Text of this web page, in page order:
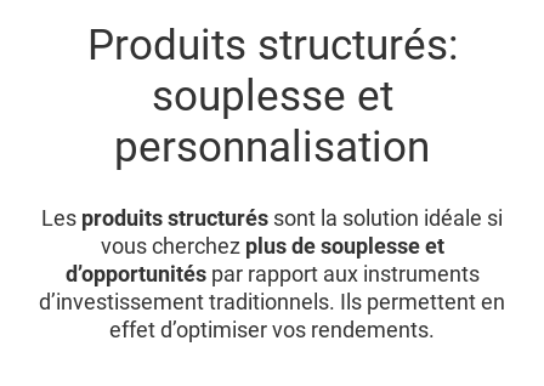
Produits structurés:
souplesse et
personnalisation
Les produits structurés sont la solution idéale si
vous cherchez plus de souplesse et
d’opportunitéspar rapport aux instruments
d’investissement traditionnels. Ils permettent en
effet d’optimiser vos rendements.